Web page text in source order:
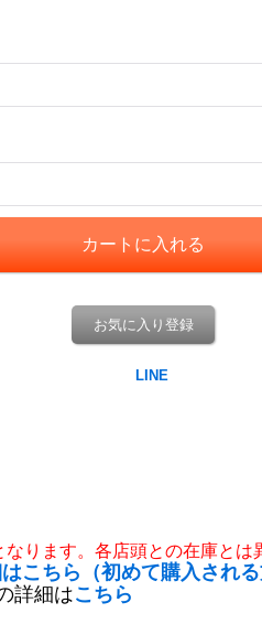
お気に入り登録
ります。各店頭との在庫とは
こちら（初めて購入される
詳細はこちら